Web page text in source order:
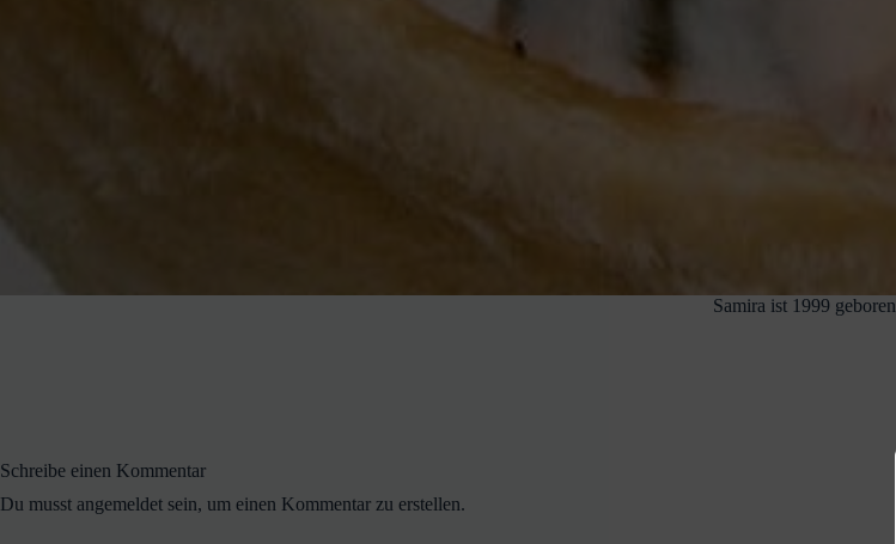
Samira ist 1999 geboren
Schreibe einen Kommentar
Du musst angemeldet sein, um einen Kommentar zu erstellen.